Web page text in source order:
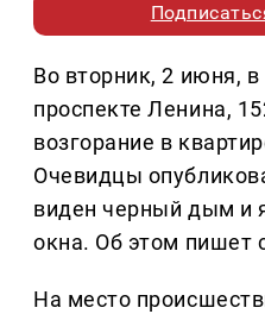
Во вторник, 2 июня,
проспекте Ленина,
возгорание в
Очевидцы
виден черный дым и
окна. Об этом пишет
На место